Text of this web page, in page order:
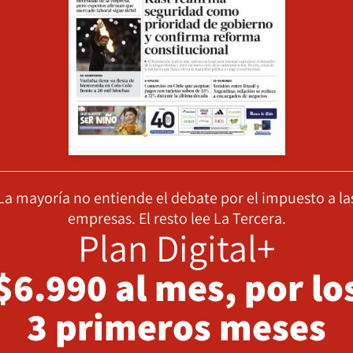
mayoría no entiende el debate por el impuesto a
empresas. El resto lee La Tercera.
Plan Digital+
al mes, por
3 primeros meses